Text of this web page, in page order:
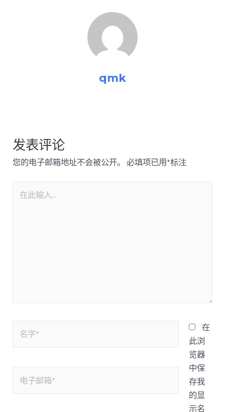
qmk
发表评论
您的电子邮箱地址不会被公开。 必填项已用*标注
在
此浏
览器
中保
存我
的显
示名